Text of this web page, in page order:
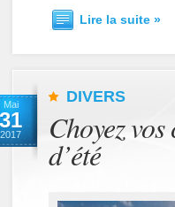
Lire la suite »
Mai
31
2017
DIVERS
Choyez
d’été